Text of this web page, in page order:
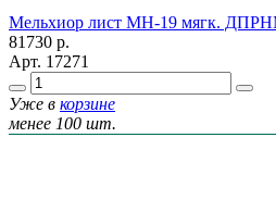
Мельхиор лист МН-19 мягк.
81730 р.
Арт. 17271
Уже в корзине
менее 100 шт.